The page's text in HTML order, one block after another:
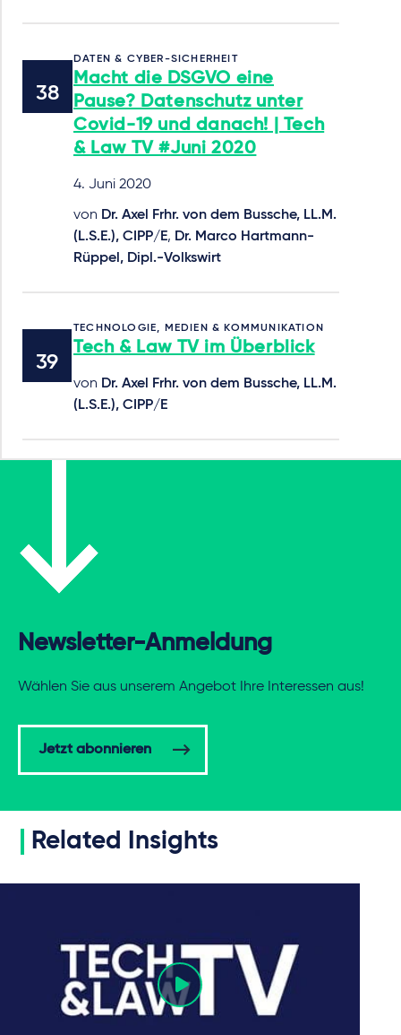
DATEN & CYBER-SICHERHEIT
Macht die DSGVO eine
Pause? Datenschutz unter
Covid-19 und danach! | Tech
& Law TV #Juni 2020
4. Juni 2020
von Dr. Axel Frhr. von dem Bussche, LL.M.
(L.S.E.), CIPP/E, Dr. Marco Hartmann-
Rüppel, Dipl.-Volkswirt
TECHNOLOGIE, MEDIEN & KOMMUNIKATION
Tech & Law TV im Überblick
von Dr. Axel Frhr. von dem Bussche, LL.M.
(L.S.E.), CIPP/E
Newsletter-Anmeldung
Wählen Sie aus unserem Angebot Ihre Interessen aus!
Jetzt abonnieren
Related Insights